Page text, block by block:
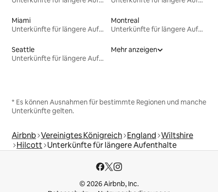
Miami
Unterkünfte für längere Aufenthalte
Montreal
Unterkünfte für längere Aufenthalte
Seattle
Unterkünfte für längere Aufenthalte
Mehr anzeigen
* Es können Ausnahmen für bestimmte Regionen und manche
Unterkünfte gelten.
Airbnb Vereinigtes Königreich England Wiltshire
Hilcott Unterkünfte für längere Aufenthalte
© 2026 Airbnb, Inc.